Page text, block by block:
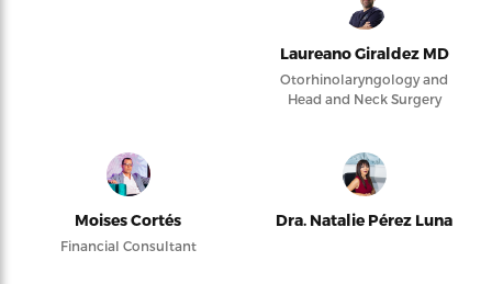
Laureano Giraldez MD
Otorhinolaryngology and
Head and Neck Surgery
Moises Cortés
Financial Consultant
Dra. Natalie Pérez Luna